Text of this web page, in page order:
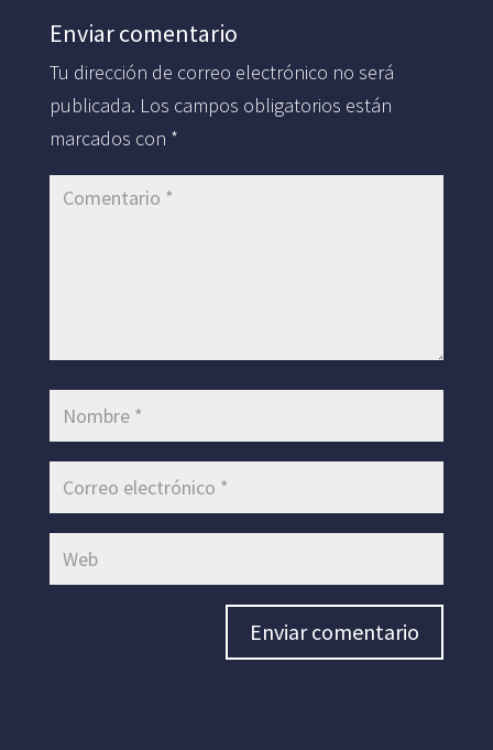
Enviar comentario
Tu dirección de correo electrónico no será
publicada. Los campos obligatorios están
marcados con *